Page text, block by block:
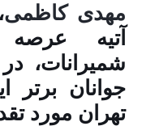
مهدی کاظمی
آتیه
شمیرانات،
جوانان برتر
تهران مورد